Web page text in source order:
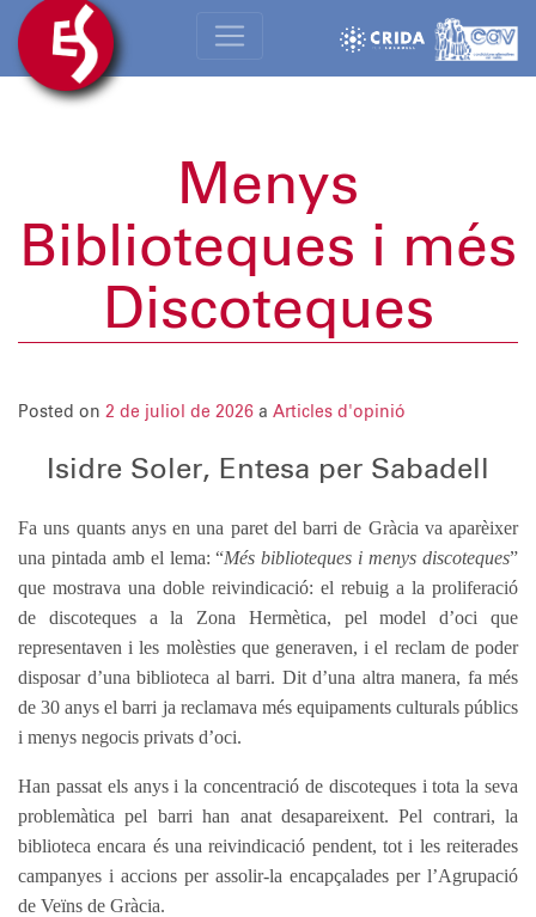
Menys
Biblioteques i més
Discoteques
Posted on 2 de juliol de 2026 a Articles d'opinió
Isidre Soler, Entesa per Sabadell
Fa uns quants anys en una paret del barri de Gràcia va aparèixer
una pintada amb el lema: “Més biblioteques i menys discoteques”
que mostrava una doble reivindicació: el rebuig a la proliferació
de discoteques a la Zona Hermètica, pel model d’oci que
representaven i les molèsties que generaven, i el reclam de poder
disposar d’una biblioteca al barri. Dit d’una altra manera, fa més
de 30 anys el barri ja reclamava més equipaments culturals públics
i menys negocis privats d’oci.
Han passat els anys i la concentració de discoteques i tota la seva
problemàtica pel barri han anat desapareixent. Pel contrari, la
biblioteca encara és una reivindicació pendent, tot i les reiterades
campanyes i accions per assolir-la encapçalades per l’Agrupació
de Veïns de Gràcia.